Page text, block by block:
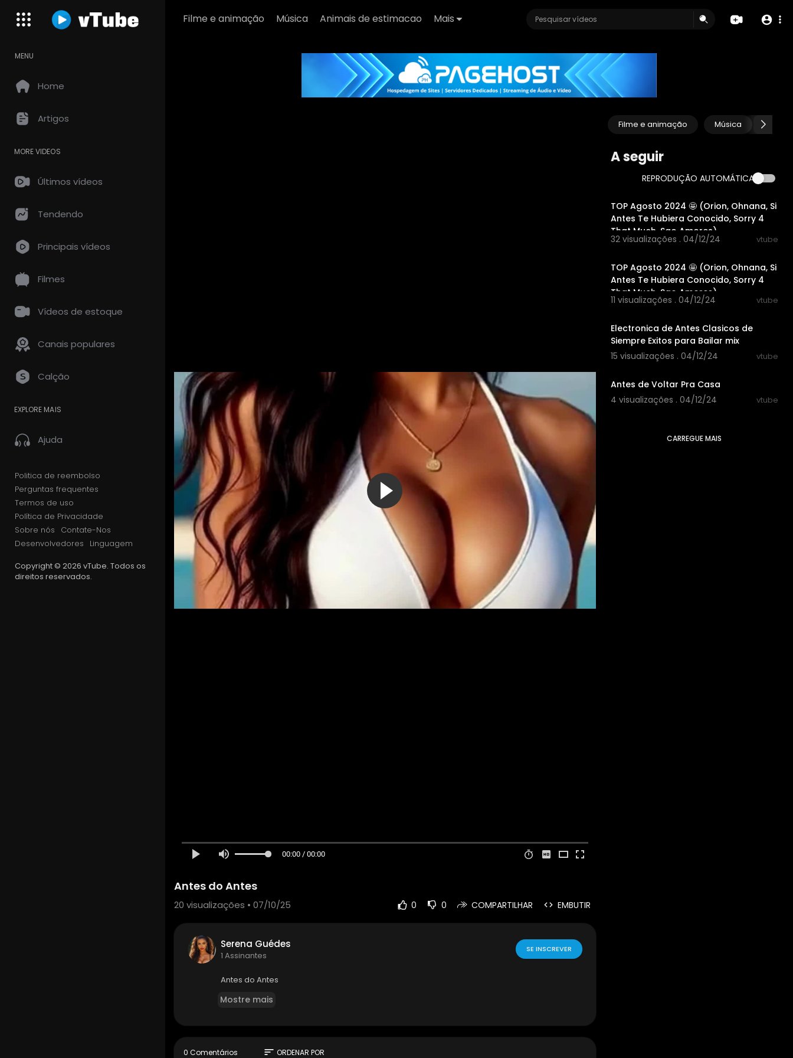
Filme e animação Música Animais de estimacao Mais
MENU
Home
Artigos
MORE VIDEOS
Últimos vídeos
Tendendo
Principais vídeos
Filmes
Vídeos de estoque
Canais populares
Calção
EXPLORE MAIS
Ajuda
Politica de reembolso
Perguntas frequentes
Termos de uso
Política de Privacidade
Sobre nós
Contate-Nos
Desenvolvedores
Linguagem
Copyright © 2026 vTube. Todos os
direitos reservados.
00:00 / 00:00
Filme e animação Música
A seguir
REPRODUÇÃO AUTOMÁTICA
00:48:58
TOP Agosto 2024 🤩 (Orion, Ohnana, Si
Antes Te Hubiera Conocido, Sorry 4
That Much, Sao Amores)
32 visualizações . 04/12/24 vtube
TOP Agosto 2024 🤩 (Orion, Ohnana, Si
Antes Te Hubiera Conocido, Sorry 4
That Much, Sao Amores)
11 visualizações . 04/12/24 vtube
Electronica de Antes Clasicos de
Siempre Exitos para Bailar mix
15 visualizações . 04/12/24
vtube
Antes de Voltar Pra Casa
4 visualizações . 04/12/24
vtube
CARREGUE MAIS
Antes do Antes
20 visualizações • 07/10/25 0 0 COMPARTILHAR EMBUTIR
Serena Guédes
1 Assinantes
SE INSCREVER
⁣Antes do Antes
Mostre mais
0 Comentários sort ORDENAR POR